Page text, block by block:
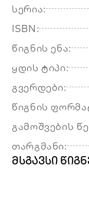
სერია:
ISBN:
წიგნის ენა:
ყდის ტიპი:
გვერდები:
წიგნის
გამოშვების
თარგმანი:
მსგავსი